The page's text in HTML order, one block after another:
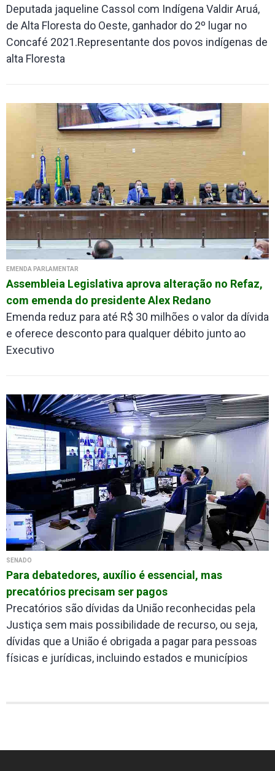
Deputada jaqueline Cassol com Indígena Valdir Aruá,
de Alta Floresta do Oeste, ganhador do 2º lugar no
Concafé 2021.Representante dos povos indígenas de
alta Floresta
EMENDA PARLAMENTAR
Assembleia Legislativa aprova alteração no Refaz,
com emenda do presidente Alex Redano
Emenda reduz para até R$ 30 milhões o valor da dívida
e oferece desconto para qualquer débito junto ao
Executivo
SENADO
Para debatedores, auxílio é essencial, mas
precatórios precisam ser pagos
Precatórios são dívidas da União reconhecidas pela
Justiça sem mais possibilidade de recurso, ou seja,
dívidas que a União é obrigada a pagar para pessoas
físicas e jurídicas, incluindo estados e municípios